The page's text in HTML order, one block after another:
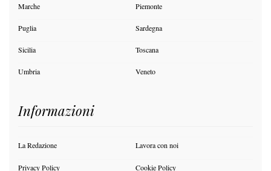
Marche Piemonte
Puglia Sardegna
Sicilia Toscana
Umbria Veneto
Informazioni
La Redazione Lavora con noi
Privacy Policy Cookie Policy